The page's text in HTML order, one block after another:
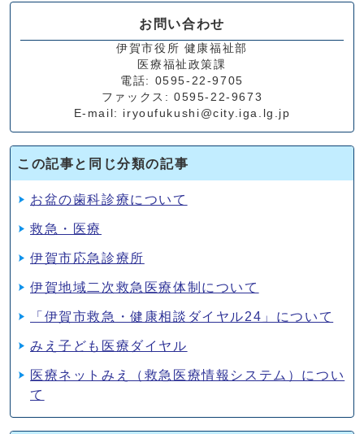
お問い合わせ
伊賀市役所 健康福祉部
医療福祉政策課
電話: 0595-22-9705
ファックス: 0595-22-9673
E-mail: iryoufukushi@city.iga.lg.jp
この記事と同じ分類の記事
お盆の歯科診療について
救急・医療
伊賀市応急診療所
伊賀地域二次救急医療体制について
「伊賀市救急・健康相談ダイヤル24」について
みえ子ども医療ダイヤル
医療ネットみえ（救急医療情報システム）につい
て